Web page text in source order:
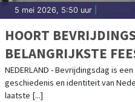
5 mei 2026, 5:50 uur
HOORT
BELANGRIJKSTE
JAAR TE KRIJGEN?
NEDERLAND - Bevrijdingsdag is
geschiedenis en identiteit van
laatste [...]